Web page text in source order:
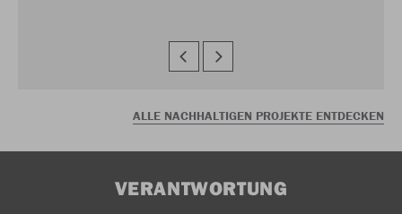
ALLE NACHHALTIGEN PROJEKTE ENTDECKEN
VERANTWORTUNG